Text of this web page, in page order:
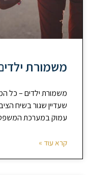
משמורת
משמורת ילדים – כל
שעדיין שגור בשיח
עמוק במערכת המשפט.
קרא עוד »